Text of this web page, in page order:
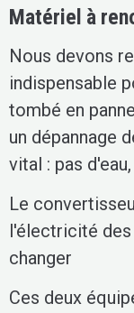
Matériel à
Nous devons
indispensable
tombé en
un dépannage
vital : pas
Le
l'électricité des
changer
Ces deux